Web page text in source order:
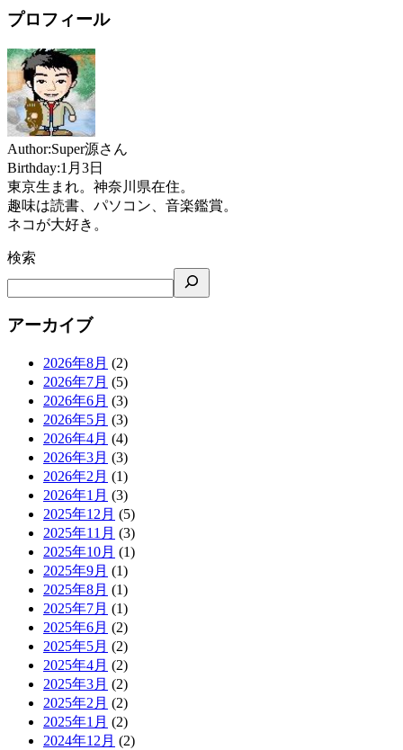
プロフィール
Author:Super源さん
Birthday:1月3日
東京生まれ。神奈川県在住。
趣味は読書、パソコン、音楽鑑賞。
ネコが大好き。
検索
アーカイブ
2026年8月 (2)
2026年7月 (5)
2026年6月 (3)
2026年5月 (3)
2026年4月 (4)
2026年3月 (3)
2026年2月 (1)
2026年1月 (3)
2025年12月 (5)
2025年11月 (3)
2025年10月 (1)
2025年9月 (1)
2025年8月 (1)
2025年7月 (1)
2025年6月 (2)
2025年5月 (2)
2025年4月 (2)
2025年3月 (2)
2025年2月 (2)
2025年1月 (2)
2024年12月 (2)